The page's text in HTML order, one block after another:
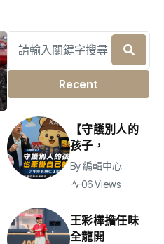
Recent
【守護別人的
孩子，
By編輯中心
06 Views
王彩樺擔任味
全龍開